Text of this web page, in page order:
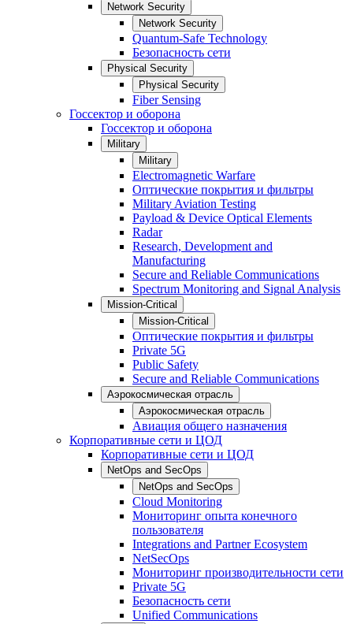
Network Security
Network Security
Quantum-Safe Technology
Безопасность сети
Physical Security
Physical Security
Fiber Sensing
Госсектор и оборона
Госсектор и оборона
Military
Military
Electromagnetic Warfare
Оптические покрытия и фильтры
Military Aviation Testing
Payload & Device Optical Elements
Radar
Research, Development and
Manufacturing
Secure and Reliable Communications
Spectrum Monitoring and Signal Analysis
Mission-Critical
Mission-Critical
Оптические покрытия и фильтры
Private 5G
Public Safety
Secure and Reliable Communications
Аэрокосмическая отрасль
Аэрокосмическая отрасль
Авиация общего назначения
Корпоративные сети и ЦОД
Корпоративные сети и ЦОД
NetOps and SecOps
NetOps and SecOps
Cloud Monitoring
Мониторинг опыта конечного
пользователя
Integrations and Partner Ecosystem
NetSecOps
Мониторинг производительности сети
Private 5G
Безопасность сети
Unified Communications